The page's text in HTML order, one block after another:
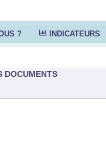
? INDICATEURS
DOCUMENTS